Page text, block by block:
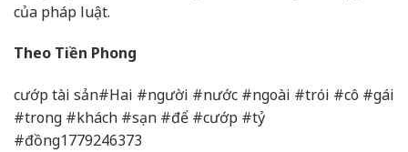
của pháp luật.
Theo Tiền Phong
cướp tài sản#Hai #người #nước #ngoài #trói #cô #gái
#trong #khách #sạn #để #cướp #tỷ
#đồng1779246373